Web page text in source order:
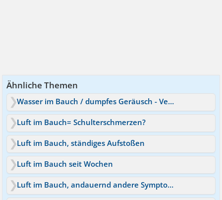
Ähnliche Themen
Wasser im Bauch / dumpfes Geräusch - Verdauungsprobleme
Luft im Bauch= Schulterschmerzen?
Luft im Bauch, ständiges Aufstoßen
Luft im Bauch seit Wochen
Luft im Bauch, andauernd andere Symptome